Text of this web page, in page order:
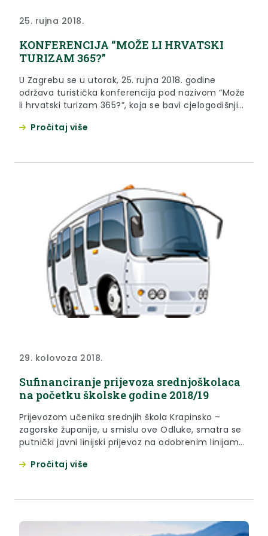
25. rujna 2018.
KONFERENCIJA “MOŽE LI HRVATSKI
TURIZAM 365?”
U Zagrebu se u utorak, 25. rujna 2018. godine
održava turistička konferencija pod nazivom “Može
li hrvatski turizam 365?”, koja se bavi cjelogodišnjim
Pročitaj više
29. kolovoza 2018.
Sufinanciranje prijevoza srednjoškolaca
na početku školske godine 2018/19
Prijevozom učenika srednjih škola Krapinsko –
zagorske županije, u smislu ove Odluke, smatra se
putnički javni linijski prijevoz na odobrenim linijama
odnosno, iznimno drugi oblik prijevoza, na
Pročitaj više